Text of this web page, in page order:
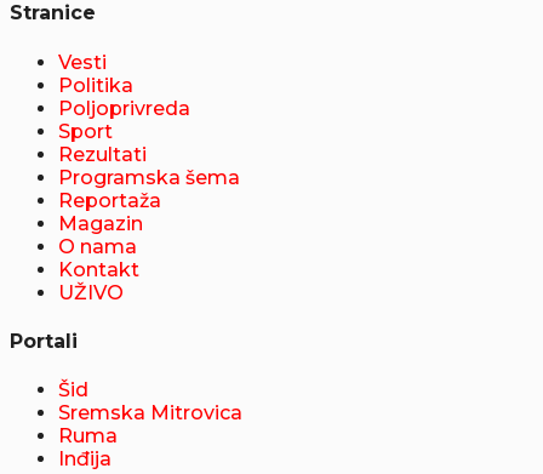
Stranice
Vesti
Politika
Poljoprivreda
Sport
Rezultati
Programska šema
Reportaža
Magazin
O nama
Kontakt
UŽIVO
Portali
Šid
Sremska Mitrovica
Ruma
Inđija